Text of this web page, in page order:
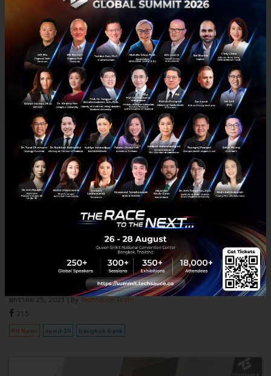
Bangkok Bank Banking Agent
ธนาคารกรุงเทพประกาศแจ้งเหตุการณ์เกี่ยวกับโรค COVID-19
ธนาคารได้รับการแจ้งยืนยัน ว่ามีพนักงานของธนาคารในอาคารแสงทอง
ธานี ชั้น 26 จำนวน 1 ราย ติดเชื้อโรค COVID-19 ซึ่งได้ทราบผลและการ
ยืนยันจากแพทย์ว่าติดเชื้อเมื่อวันที่ 23 มกราคม 2564 โดย...
มกราคม 25, 2021| ByTechsauce Team
215
PR News covid-19 bangkok-bank